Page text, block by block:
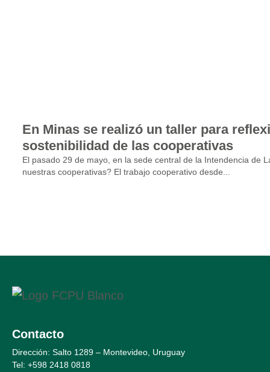
En Minas se realizó un taller para
sostenibilidad de las cooperativas
El pasado 29 de mayo, en la sede central de la Intendencia de
nuestras cooperativas? El trabajo cooperativo desde...
Contacto
Dirección: Salto 1289 – Montevideo, Uruguay
Tel: +598 2418 0818